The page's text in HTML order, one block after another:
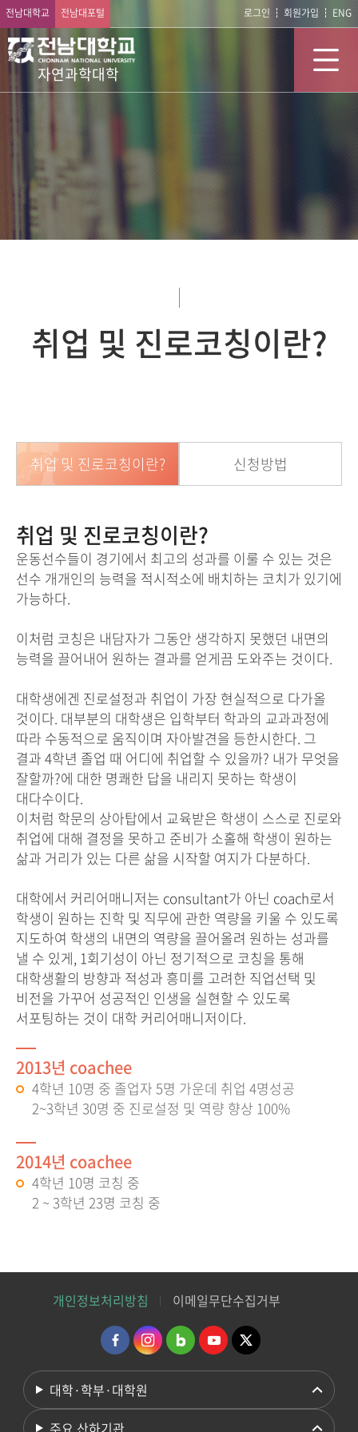
전남대학교 전남대포털 로그인 회원가입 ENG
자연과학대학
취업 및 진로코칭이란?
취업 및 진로코칭이란? 신청방법
취업 및 진로코칭이란?
운동선수들이 경기에서 최고의 성과를 이룰 수 있는 것은
선수 개개인의 능력을 적시적소에 배치하는 코치가 있기에
가능하다.
이처럼 코칭은 내담자가 그동안 생각하지 못했던 내면의
능력을 끌어내어 원하는 결과를 얻게끔 도와주는 것이다.
대학생에겐 진로설정과 취업이 가장 현실적으로 다가올
것이다. 대부분의 대학생은 입학부터 학과의 교과과정에
따라 수동적으로 움직이며 자아발견을 등한시한다. 그
결과 4학년 졸업 때 어디에 취업할 수 있을까? 내가 무엇을
잘할까?에 대한 명쾌한 답을 내리지 못하는 학생이
대다수이다.
이처럼 학문의 상아탑에서 교육받은 학생이 스스로 진로와
취업에 대해 결정을 못하고 준비가 소홀해 학생이 원하는
삶과 거리가 있는 다른 삶을 시작할 여지가 다분하다.
대학에서 커리어매니저는 consultant가 아닌 coach로서
학생이 원하는 진학 및 직무에 관한 역량을 키울 수 있도록
지도하여 학생의 내면의 역량을 끌어올려 원하는 성과를
낼 수 있게, 1회기성이 아닌 정기적으로 코칭을 통해
대학생활의 방향과 적성과 흥미를 고려한 직업선택 및
비전을 가꾸어 성공적인 인생을 실현할 수 있도록
서포팅하는 것이 대학 커리어매니저이다.
2013년 coachee
4학년 10명 중 졸업자 5명 가운데 취업 4명성공
2~3학년 30명 중 진로설정 및 역량 향상 100%
2014년 coachee
4학년 10명 코칭 중
2 ~ 3학년 23명 코칭 중
개인정보처리방침 이메일무단수집거부
대학·학부·대학원
주요 산하기관